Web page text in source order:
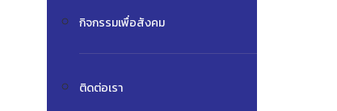
กิจกรรมเพื่อสังคม
ติดต่อเรา